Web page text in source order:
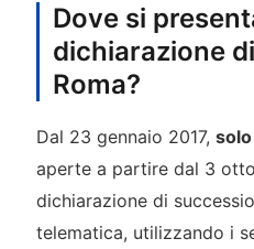
Dove si
dichiarazione
Roma?
Dal 23 gennaio 2017, solo
aperte a partire dal 3
dichiarazione di
telematica, utilizzando i